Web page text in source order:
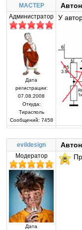
MACTEP
Администратор
Дата
регистрации:
07.08.2008
Откуда:
Тирасполь
Сообщений: 7458
У
evildesign
Модератор
Дата